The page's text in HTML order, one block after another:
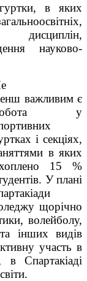
в яких
дисциплін,
науково-
важливим є
у
і секціях,
в яких
15 %
У плані
щорічно
волейболу,
інших видів
участь в
Спартакіаді